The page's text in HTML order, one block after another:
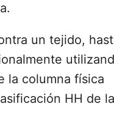
un tejido,
la columna física
HH de la